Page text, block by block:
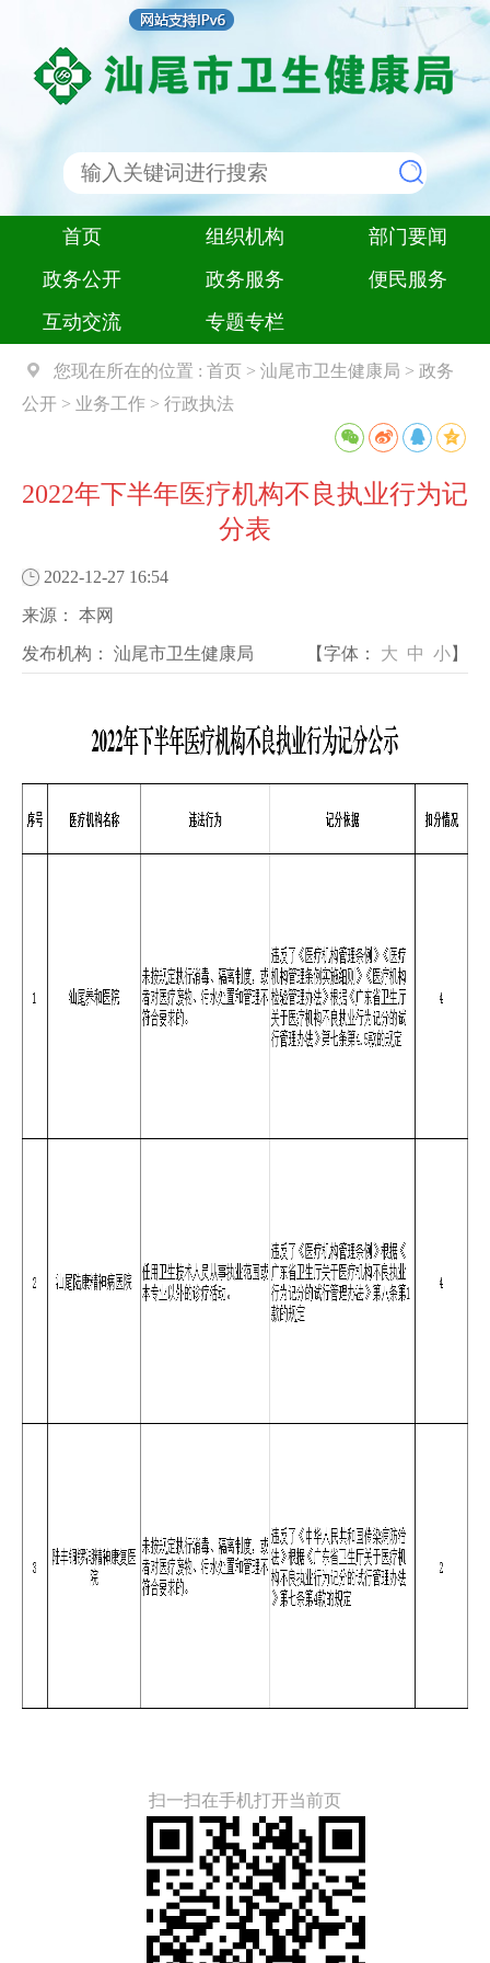
首页 组织机构
部门要闻
政务公开
政务服务
便民服务
互动交流
专题专栏
您现在所在的位置 : 首页 > 汕尾市卫生健康局 > 政务
公开 > 业务工作 > 行政执法
2022年下半年医疗机构不良执业行为记
分表
2022-12-27 16:54
来源： 本网
发布机构： 汕尾市卫生健康局 【字体： 大 中 小】
扫一扫在手机打开当前页